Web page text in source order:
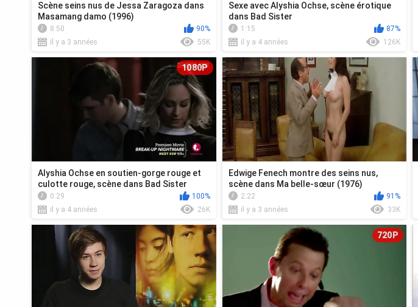
Scène seins nus de Jessa Zaragoza dans
Masamang damo (1996)
8:50
90%
il y a 3 années
55K
Sexe avec Alyshia Ochse, scène érotique
dans Bad Sister
1:15
87%
il y a 4 années
126K
1080P
Alyshia Ochse en soutien-gorge rouge et
culotte rouge, scène dans Bad Sister
0:29
100%
il y a 4 années
26K
Edwige Fenech montre des seins nus,
scène dans Ma belle-sœur (1976)
2:22
91%
il y a 3 années
33K
720P